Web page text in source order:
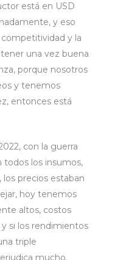
está en USD
y eso
y la
una vez buena
porque nosotros
y tenemos
entonces está
con la guerra
todos los insumos,
los precios estaban
hoy tenemos
altos, costos
y si los rendimientos
triple
mucho.